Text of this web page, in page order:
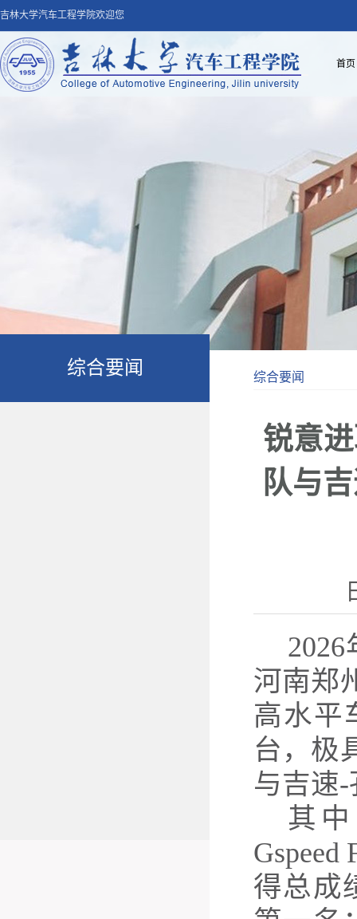
吉林大学汽车工程学院欢迎您
首页
综合要闻 综合要闻
锐意
队与
河南郑
高水平
台，极
与吉速
其
得总成